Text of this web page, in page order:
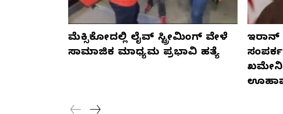
ಮೆಕ್ಸಿಕೋದಲ್ಲಿ ಲೈವ್ ಸ್ಟ್ರೀಮಿಂಗ್ ವೇಳೆ
ಸಾಮಾಜಿಕ ಮಾಧ್ಯಮ ಪ್ರಭಾವಿ ಹತ್ಯೆ
ಇರಾನ್
ಖಮೇನಿ